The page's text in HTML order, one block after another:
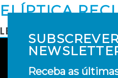
ELÍPTICA
LER MAIS
Receba as